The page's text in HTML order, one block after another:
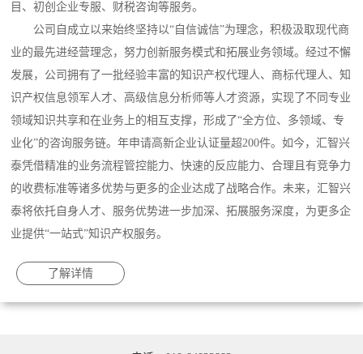
目、初创企业专服、财税咨询等服务。
公司自成立以来始终坚持以“自信诚信”为理念，积极汲取现代商
业的最先进经营理念，努力创新服务模式和拓展业务领域。经过不懈
发展，公司拥有了一批经验丰富的知识产权代理人、商标代理人、知
识产权信息领军人才、高级信息分析师等人才资源，实现了不同专业
领域知识共享和在业务上的相互支撑，形成了“全方位、多领域、专
业化”的咨询服务链。年申请高新企业认证量超200件。如今，汇智兴
泰凭借精准的业务流程管控能力、快速的反应能力、合理且有竞争力
的收费标准等诸多优势与更多的企业达成了战略合作。未来，汇智兴
泰将依托自身人才、服务优势进一步加深、拓展服务深度，为更多企
业提供“一站式”知识产权服务。
了解详情